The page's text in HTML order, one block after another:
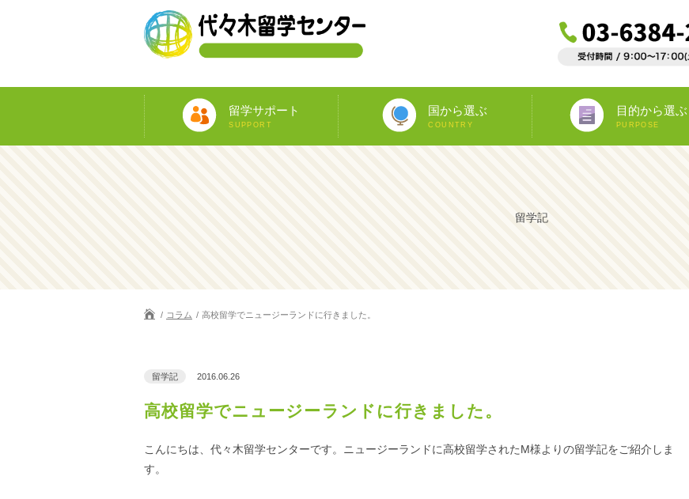
留学サポート
SUPPORT
国から選ぶ
COUNTRY
アメリカ
カナダ
オーストラリア
ニュージーランド
イギリス
アイルランド
マルタ
イタリア
スペイン
フランス
ドイツ
南アフリカ
目的から選ぶ
PURPOSE
語学留学
教師宅ホームステイ
中学/高校正規留学
大学正規留学
専門留学
語学プラスα
海外ボランティア
海外インターンシップ
オペア
ワーキングホリデー
留学記
コラム 高校留学でニュージーランドに行きました。
留学記 2016.06.26
高校留学でニュージーランドに行きました。
こんにちは、代々木留学センターです。ニュージーランドに高校留学されたM様よりの留学記をご紹介しま
す。